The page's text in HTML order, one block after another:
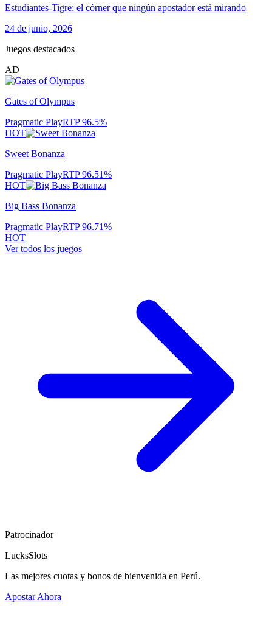
Estudiantes-Tigre: el córner que ningún apostador está mirando
24 de junio, 2026
Juegos destacados
AD
Gates of Olympus
Pragmatic PlayRTP96.5%
HOT
Sweet Bonanza
Pragmatic PlayRTP96.51%
HOT
Big Bass Bonanza
Pragmatic PlayRTP96.71%
HOT
Ver todos los juegos
Patrocinador
LucksSlots
Las mejores cuotas y bonos de bienvenida en Perú.
Apostar Ahora